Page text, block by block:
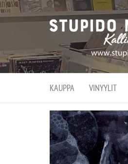
KAUPPA VINYYLIT